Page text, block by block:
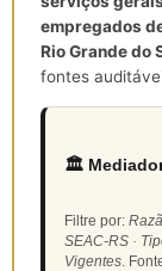
empregados
Rio Grande do
fontes
🏛️
Filtre por:
SEAC-RS ·
Vigentes.